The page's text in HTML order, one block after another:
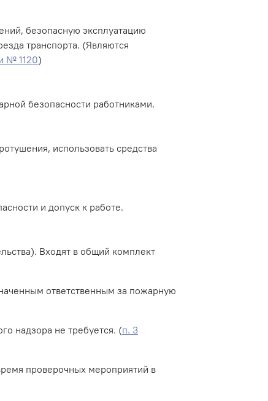
безопасную эксплуатацию
транспорта. (Являются
№ 1120)
безопасности работниками.
использовать средства
и допуск к работе.
Входят в общий комплект
ответственным за пожарную
надзора не требуется. (п. 3
проверочных мероприятий в